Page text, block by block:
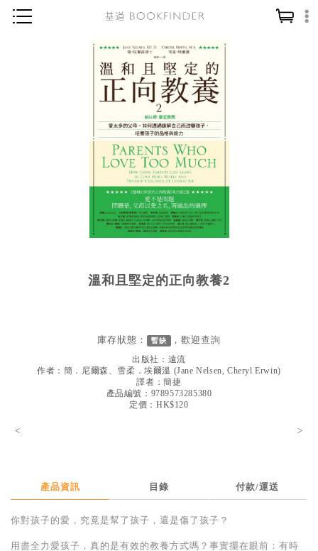
神學／教義
讀經／研經
信仰入門
教會歷史
教會事工
社會／倫理
見證／傳記
得獎作品推介
溫和且堅定的正向教養2
庫存狀態： 暫缺 ，歡迎查詢
出版社： 遠流
作者： 簡．尼爾森、雪柔．埃爾溫 (Jane Nelsen, Cheryl Erwin)
譯者：簡捷
產品編號：9789573285380
定價：HK$120
< >
產品資訊 目錄 付款/運送
你對孩子的愛，究竟是幫了孩子，還是傷了孩子？
用盡全力愛孩子，真的是有效的教養方式嗎？事實擺在眼前：有時